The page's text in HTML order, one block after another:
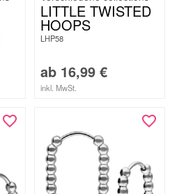
LITTLE TWISTED
HOOPS
LHP58
ab 16,99 €
inkl. MwSt.